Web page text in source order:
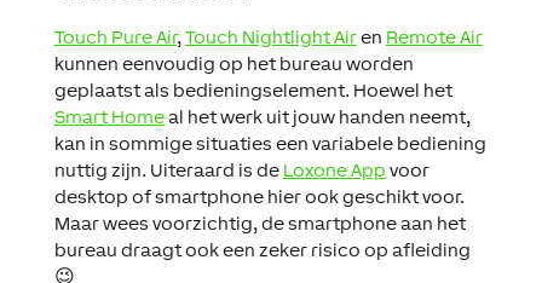
Touch Pure Air, Touch Nightlight Airen Remote Air
kunnen eenvoudig op het bureau worden
geplaatst als bedieningselement. Hoewel het
Smart Homeal het werk uit jouw handen neemt,
kan in sommige situaties een variabele bediening
nuttig zijn. Uiteraard is de Loxone App voor
desktop of smartphone hier ook geschikt voor.
Maar wees voorzichtig, de smartphone aan het
bureau draagt ook een zeker risico op afleiding
😉